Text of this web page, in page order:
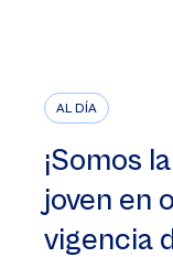
AL DÍA
¡Somos
joven en
vigencia